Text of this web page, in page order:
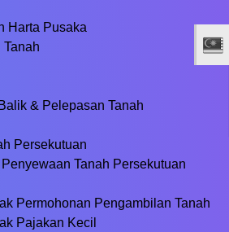
Harta Pusaka
Tanah
& Pelepasan Tanah
Persekutuan
Tanah Persekutuan
Permohonan Pengambilan Tanah
Pajakan Kecil